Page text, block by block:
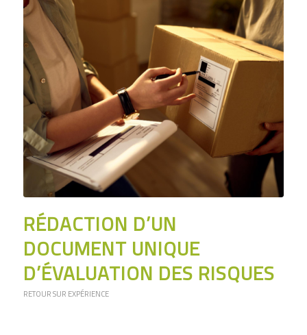
RÉDACTION D’UN
DOCUMENT UNIQUE
D’ÉVALUATION DES RISQUES
RETOUR SUR EXPÉRIENCE